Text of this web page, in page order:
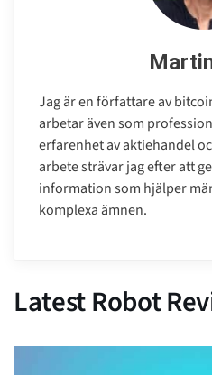
Jag är en författare av
arbetar även som
erfarenhet av aktiehandel
arbete strävar jag efter att
information som hjälper
komplexa ämnen.
Latest Robot